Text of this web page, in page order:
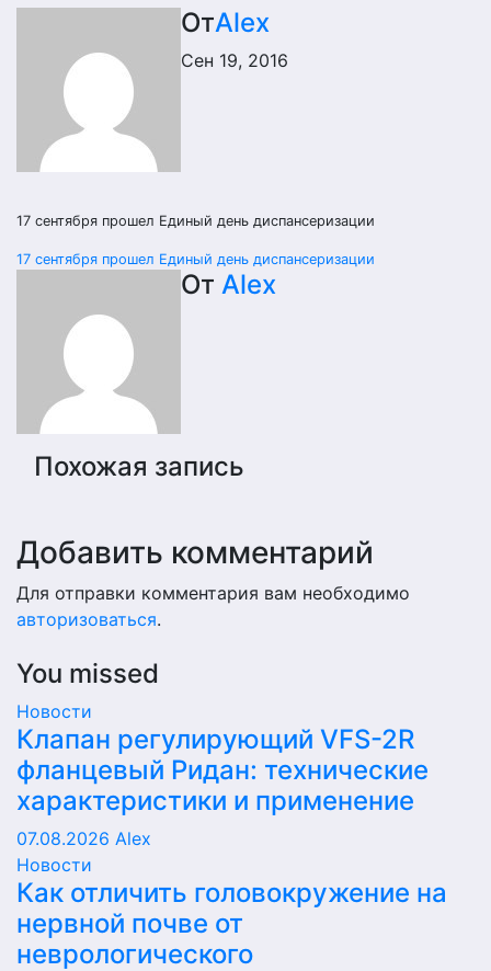
ОтAlex
Сен 19, 2016
17 сентября прошел Единый день диспансеризации
Навигация
записям
17 сентября прошел Единый день диспансеризации
От Alex
Похожая запись
Добавить комментарий
Для отправки комментария вам необходимо
авторизоваться.
You missed
Новости
Клапан регулирующий VFS-2R
фланцевый Ридан: технические
характеристики и применение
07.08.2026 Alex
Новости
Как отличить головокружение на
нервной почве от
неврологического